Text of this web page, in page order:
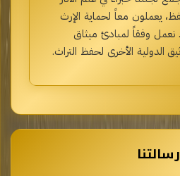
يعملون معاً لحماية الإرث
نعمل وفقاً لمبادئ ميثاق
رسالتنا